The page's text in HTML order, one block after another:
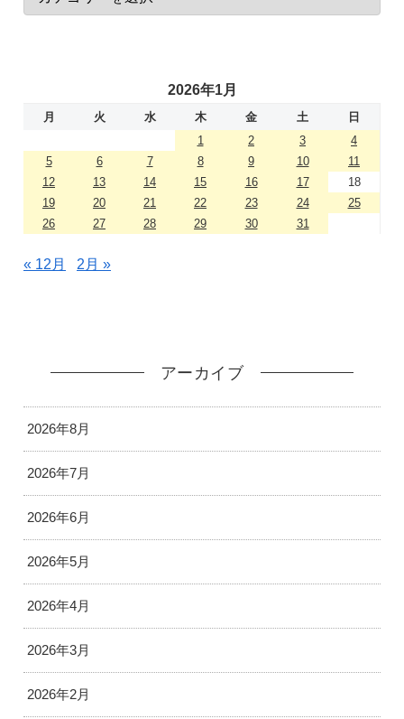
2026年1月
月 火 水 木 金 土
日
1
2 3
4
5
6 7 8 9 10
11
12
13 14 15 16 17
18
19
20 21 22 23 24
25
26
27 28 29 30 31
« 12月 2月 »
アーカイブ
2026年8月
2026年7月
2026年6月
2026年5月
2026年4月
2026年3月
2026年2月